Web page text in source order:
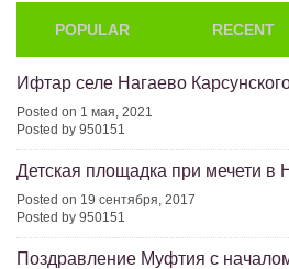
POPULAR RECENT
Ифтар селе Нагаево
Posted on 1 мая, 2021
Posted by 950151
Детская площадка при мечети в
Posted on 19 сентября, 2017
Posted by 950151
Поздравление Муфтия с